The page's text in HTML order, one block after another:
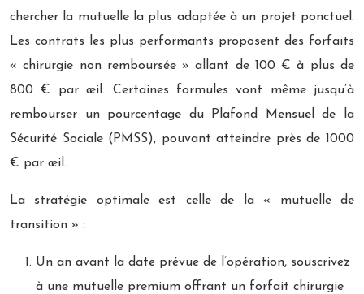
chercher la mutuelle la plus adaptée à un projet ponctuel.
Les contrats les plus performants proposent des forfaits
« chirurgie non remboursée » allant de 100 € à plus de
800 € par œil. Certaines formules vont même jusqu’à
rembourser un pourcentage du Plafond Mensuel de la
Sécurité Sociale (PMSS), pouvant atteindre près de 1000
€ par œil.
La stratégie optimale est celle de la « mutuelle de
transition » :
Un an avant la date prévue de l’opération, souscrivez
à une mutuelle premium offrant un forfait chirurgie